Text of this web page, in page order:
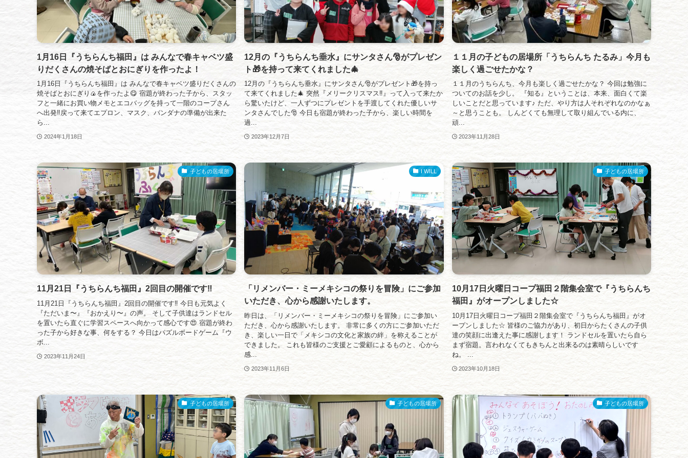
1月16日『うちらんち福田』は みんなで春キャベツ盛
りだくさんの焼そばとおにぎりを作ったよ！
1月16日『うちらんち福田』は みんなで春キャベツ盛りだくさんの
焼そばとおにぎり🍙を作ったよ😋 宿題が終わった子から、スタッ
フと一緒にお買い物メモとエコバッグを持って一階のコープさん
へ出発‼️戻って来てエプロン、マスク、バンダナの準備が出来た
ら...
2024年1月18日
12月の『うちらんち垂水』にサンタさん🎅がプレゼン
ト🎁を持って来てくれました🎄
12月の『うちらんち垂水』にサンタさん🎅がプレゼント🎁を持っ
て来てくれました🎄 突然『メリークリスマス‼️』って入って来たか
ら驚いたけど、一人ずつにプレゼントを手渡してくれた優しいサ
ンタさんでした🎅 今日も宿題が終わった子から、楽しい時間を
過...
2023年12月7日
１１月の子どもの居場所「うちらんち たるみ」今月も
楽しく過ごせたかな？
１１月のうちらんち、今月も楽しく過ごせたかな？ 今回は勉強に
ついてのお話を少し。 『知る』ということは、本来、面白くて楽
しいことだと思っています♪ ただ、やり方は人それぞれなのかなぁ
～と思うことも。 しんどくても無理して取り組んでいる内に、
頑...
2023年11月28日
子どもの居場所
11月21日『うちらんち福田』2回目の開催です‼️
11月21日『うちらんち福田』2回目の開催です‼️ 今日も元気よく
『ただいま〜』『おかえり〜』の声。 そして子供達はランドセル
を置いたら直ぐに学習スペースへ向かって感心です😍 宿題が終わ
った子から好きな事、何をする？ 今日はパズルボードゲーム『ウ
ボ...
2023年11月24日
I WILL
「リメンバー・ミーメキシコの祭りを冒険」にご参加
いただき、心から感謝いたします。
昨日は、「リメンバー・ミーメキシコの祭りを冒険」にご参加い
ただき、心から感謝いたします。 非常に多くの方にご参加いただ
き、楽しい一日で「メキシコの文化と家族の絆」を称えることが
できました。 これも皆様のご支援とご愛顧によるものと、心から
感...
2023年11月6日
子どもの居場所
10月17日火曜日コープ福田２階集会室で『うちらんち
福田』がオープンしました☆
10月17日火曜日コープ福田２階集会室で『うちらんち福田』がオ
ープンしました☆ 皆様のご協力があり、初日からたくさんの子供
達の笑顔に出逢えた事に感謝します！ ランドセルを置いたら自ら
まず宿題。言われなくてもきちんと出来るのは素晴らしいです
ね。 ...
2023年10月18日
子どもの居場所 子どもの居場所 子どもの居場所